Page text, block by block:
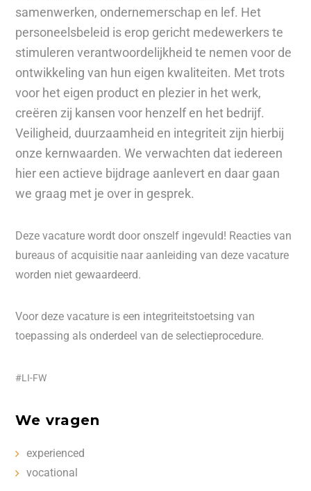
samenwerken, ondernemerschap en lef. Het
personeelsbeleid is erop gericht medewerkers te
stimuleren verantwoordelijkheid te nemen voor de
ontwikkeling van hun eigen kwaliteiten. Met trots
voor het eigen product en plezier in het werk,
creëren zij kansen voor henzelf en het bedrijf.
Veiligheid, duurzaamheid en integriteit zijn hierbij
onze kernwaarden. We verwachten dat iedereen
hier een actieve bijdrage aanlevert en daar gaan
we graag met je over in gesprek.
Deze vacature wordt door onszelf ingevuld! Reacties van
bureaus of acquisitie naar aanleiding van deze vacature
worden niet gewaardeerd.
Voor deze vacature is een integriteitstoetsing van
toepassing als onderdeel van de selectieprocedure.
#LI-FW
We vragen
experienced
vocational